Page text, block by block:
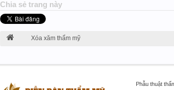
Chia sẻ trang này
Xóa xăm thẩm mỹ
Phẫu thuật